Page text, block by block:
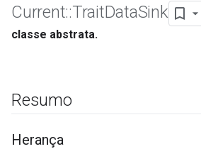
Current::TraitDataSink
classe abstrata.
Resumo
Herança